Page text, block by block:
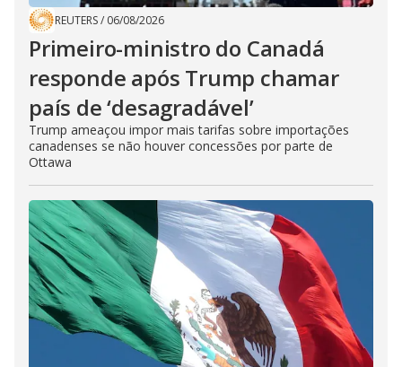
REUTERS/ 06/08/2026
Primeiro-ministro do Canadá
responde após Trump chamar
país de ‘desagradável’
Trump ameaçou impor mais tarifas sobre importações
canadenses se não houver concessões por parte de
Ottawa